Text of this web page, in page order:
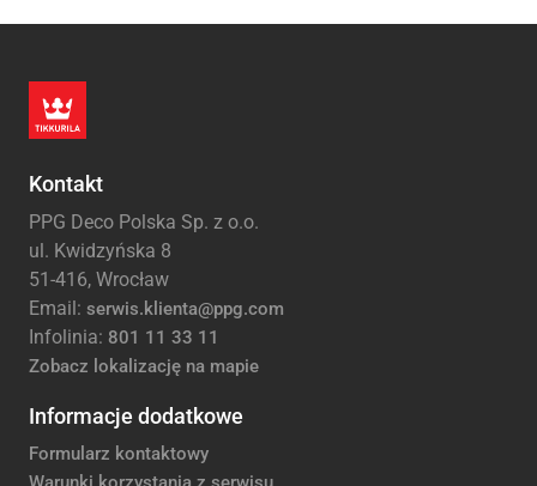
Kontakt
PPG Deco Polska Sp. z o.o.
ul. Kwidzyńska 8
51-416, Wrocław
Email: serwis.klienta@ppg.com
Infolinia: 801 11 33 11
Zobacz lokalizację na mapie
Informacje dodatkowe
Formularz kontaktowy